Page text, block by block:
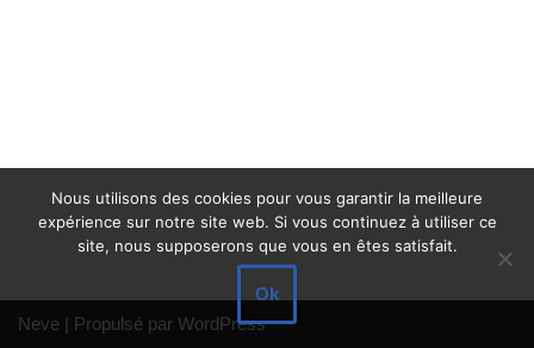
Neve | Propulsé par WordPress
Nous utilisons des cookies pour vous garantir la meilleure
expérience sur notre site web. Si vous continuez à utiliser ce
site, nous supposerons que vous en êtes satisfait.
Ok